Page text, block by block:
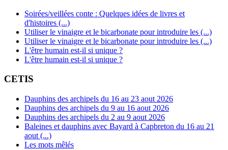
Soirées/veillées conte : Quelques idées de livres et
d'histoires (...)
Utiliser le vinaigre et le bicarbonate pour introduire les (...)
Utiliser le vinaigre et le bicarbonate pour introduire les (...)
L'être humain est-il si unique ?
L'être humain est-il si unique ?
CETIS
Dauphins des archipels du 16 au 23 aout 2026
Dauphins des archipels du 9 au 16 aout 2026
Dauphins des archipels du 2 au 9 aout 2026
Baleines et dauphins avec Bayard à Capbreton du 16 au 21
aout (...)
Les mots mêlés